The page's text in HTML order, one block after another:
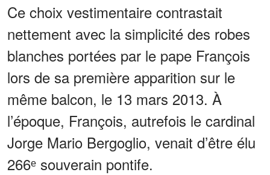
Ce choix vestimentaire contrastait
nettement avec la simplicité des robes
blanches portées par le pape François
lors de sa première apparition sur le
même balcon, le 13 mars 2013. À
l’époque, François, autrefois le cardinal
Jorge Mario Bergoglio, venait d’être élu
266ᵉ souverain pontife.